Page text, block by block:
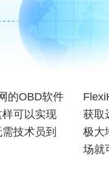
的OBD软件
可以实现
技术员到
获取
极大
场就